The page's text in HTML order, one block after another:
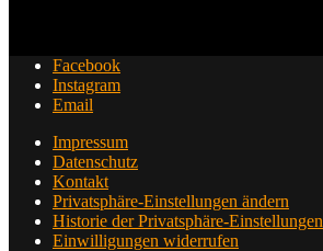
Facebook
Instagram
Email
Impressum
Datenschutz
Kontakt
Privatsphäre-Einstellungen ändern
Historie der Privatsphäre-Einstellungen
Einwilligungen widerrufen